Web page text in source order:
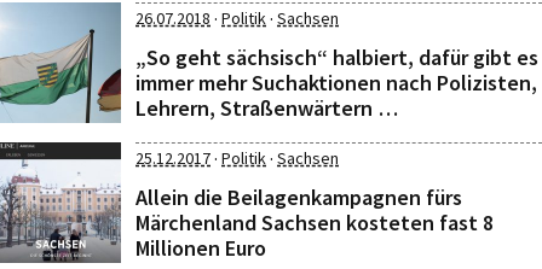
26.07.2018 · Politik· Sachsen
„So geht sächsisch“ halbiert, dafür gibt es
immer mehr Suchaktionen nach Polizisten,
Lehrern, Straßenwärtern …
25.12.2017· Politik· Sachsen
Allein die Beilagenkampagnen fürs
Märchenland Sachsen kosteten fast 8
Millionen Euro